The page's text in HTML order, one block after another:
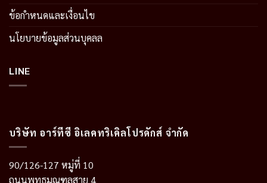
ข้อกำหนดและเงื่อนไข
นโยบายข้อมูลส่วนบุคลล
LINE
บริษัท อาร์ทีซี อิเลคทริเคิลโปรดักส์ จำกัด
90/126-127 หมู่ที่ 10
ถนนพุทธมณฑลสาย 4